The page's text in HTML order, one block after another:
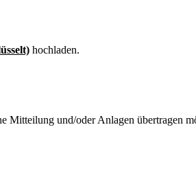
hochladen.
Mitteilung und/oder Anlagen übertragen